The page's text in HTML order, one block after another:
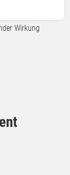
Wirkung